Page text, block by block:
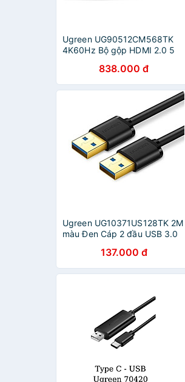
Ugreen UG90512CM568TK
4K60Hz Bộ gộp HDMI 2.0 5
USB-C dài 1M + remote -
HÀNG CHÍNH HÃNG
838.000 đ
Ugreen UG10371US128TK 2M
màu Đen Cáp 2 đầu USB 3.0
CHÍNH HÃNG137.000 đ